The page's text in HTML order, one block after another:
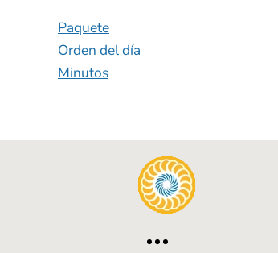
Paquete
Orden del día
Minutos